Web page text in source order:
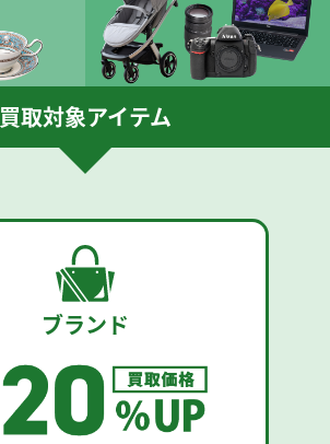
買取対象アイテム
ブランド